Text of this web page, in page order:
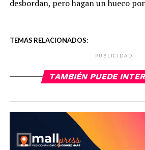
desbordan, pero hagan un hueco
TEMAS RELACIONADOS:
PUBLICIDAD
TAMBIÉN PUEDE